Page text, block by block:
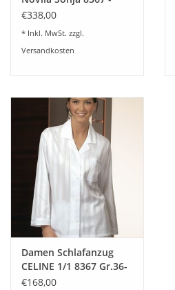
gefüttert Frottier
€338,00
* Inkl. MwSt. zzgl.
Versandkosten
Damen Schlafanzug
CELINE 1/1 8367 Gr.36-
48
€168,00